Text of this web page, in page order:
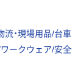
流・現場用品/台車
ークウェア/安